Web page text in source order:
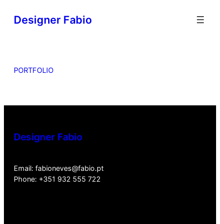
Designer Fabio
PORTFOLIO
Designer Fabio
Email: fabioneves@fabio.pt
Phone: +351 932 555 722